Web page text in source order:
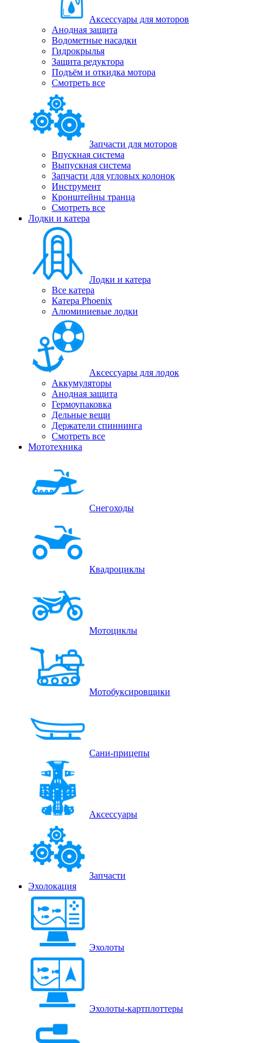
Аксессуары для моторов
Анодная защита
Водометные насадки
Гидрокрылья
Защита редуктора
Подъём и откидка мотора
Смотреть все
Запчасти для моторов
Впускная система
Выпускная система
Запчасти для угловых колонок
Инструмент
Кронштейны транца
Смотреть все
Лодки и катера
Лодки и катера
Все катера
Катера Phoenix
Алюминиевые лодки
Аксессуары для лодок
Аккумуляторы
Анодная защита
Гермоупаковка
Дельные вещи
Держатели спиннинга
Смотреть все
Мототехника
Снегоходы
Квадроциклы
Мотоциклы
Мотобуксировщики
Сани-прицепы
Аксессуары
Запчасти
Эхолокация
Эхолоты
Эхолоты-картплоттеры